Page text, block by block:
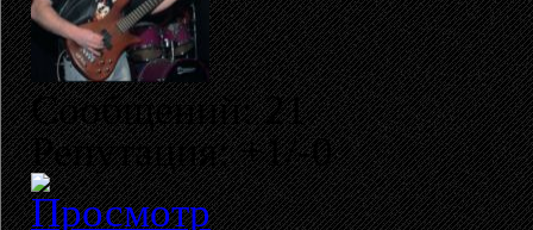
Сообщений: 21
Репутация: +1/-0